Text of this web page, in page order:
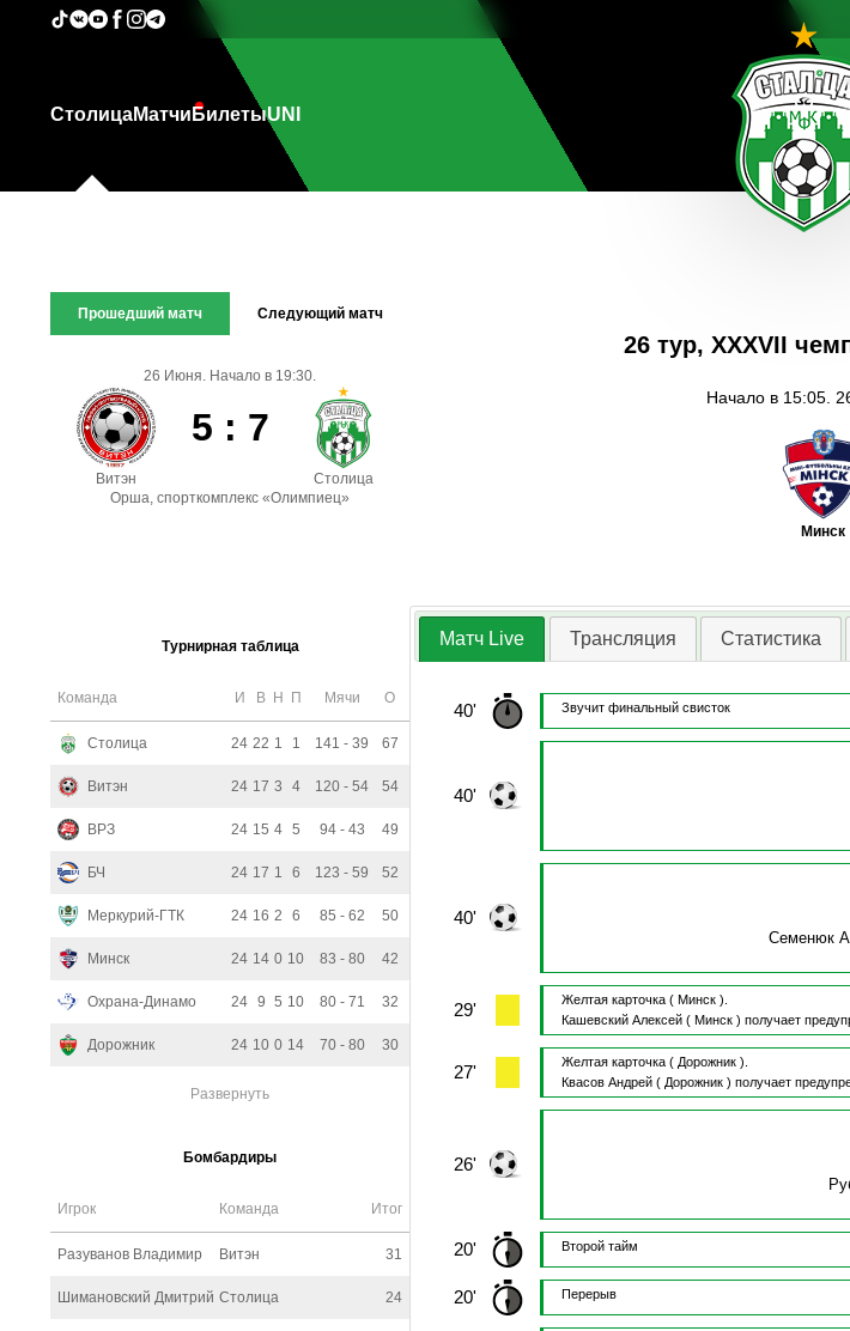
СтолицаМатчи БилетыUNI
Прошедший матч Следующий матч
26 Июня. Начало в 19:30.
5 : 7
Витэн
Столица
Орша, спорткомплекс «Олимпиец»
Турнирная таблица
Команда И В Н П Мячи О
Столица 24 22 1 1 141 - 39 67
Витэн 24 17 3 4 120 - 54 54
ВРЗ 24 15 4 5 94 - 43 49
БЧ 24 17 1 6 123 - 59 52
Меркурий-ГТК 24 16 2 6 85 - 62 50
Минск 24 14 0 10 83 - 80 42
Охрана-Динамо 24 9 5 10 80 - 71 32
Дорожник 24 10 0 14 70 - 80 30
Развернуть
Бомбардиры
Игрок Команда Итог
Разуванов Владимир Витэн 31
Шимановский Дмитрий Столица 24
26 тур, XXXVII
Начало в 15:05.
Минск
Матч Live Трансляция Статистика
40' Звучит финальный свисток
40'
40'
Семенюк
29' Желтая карточка ( Минск ).
Кашевский Алексей( Минск ) получает
27' Желтая карточка ( Дорожник ).
Квасов Андрей( Дорожник ) получает
26'
20' Второй тайм
20' Перерыв